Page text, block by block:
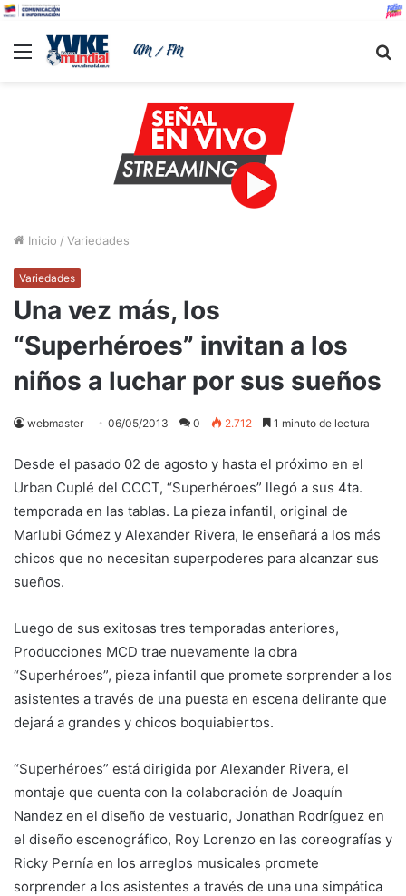
Menu
Inicio / Variedades
Variedades
Una vez más, los
“Superhéroes” invitan a los
niños a luchar por sus sueños
webmaster 06/05/2013 0 2.712 1 minuto de lectura
Desde el pasado 02 de agosto y hasta el próximo en el
Urban Cuplé del CCCT, “Superhéroes” llegó a sus 4ta.
temporada en las tablas. La pieza infantil, original de
Marlubi Gómez y Alexander Rivera, le enseñará a los más
chicos que no necesitan superpoderes para alcanzar sus
sueños.
Luego de sus exitosas tres temporadas anteriores,
Producciones MCD trae nuevamente la obra
“Superhéroes”, pieza infantil que promete sorprender a los
asistentes a través de una puesta en escena delirante que
dejará a grandes y chicos boquiabiertos.
“Superhéroes” está dirigida por Alexander Rivera, el
montaje que cuenta con la colaboración de Joaquín
Nandez en el diseño de vestuario, Jonathan Rodríguez en
el diseño escenográfico, Roy Lorenzo en las coreografías y
Ricky Pernía en los arreglos musicales promete
sorprender a los asistentes a través de una una simpática